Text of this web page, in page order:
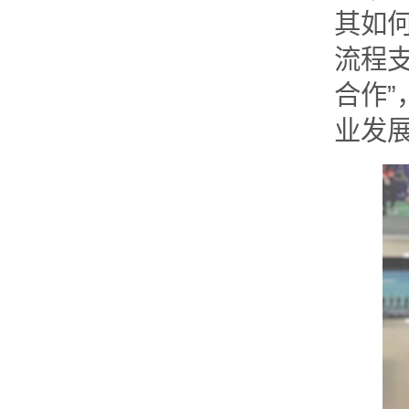
其如
流程
合作”
业发